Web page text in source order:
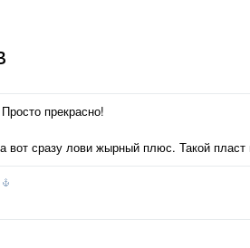
прекрасно!
вот сразу лови жырный плюс. Такой